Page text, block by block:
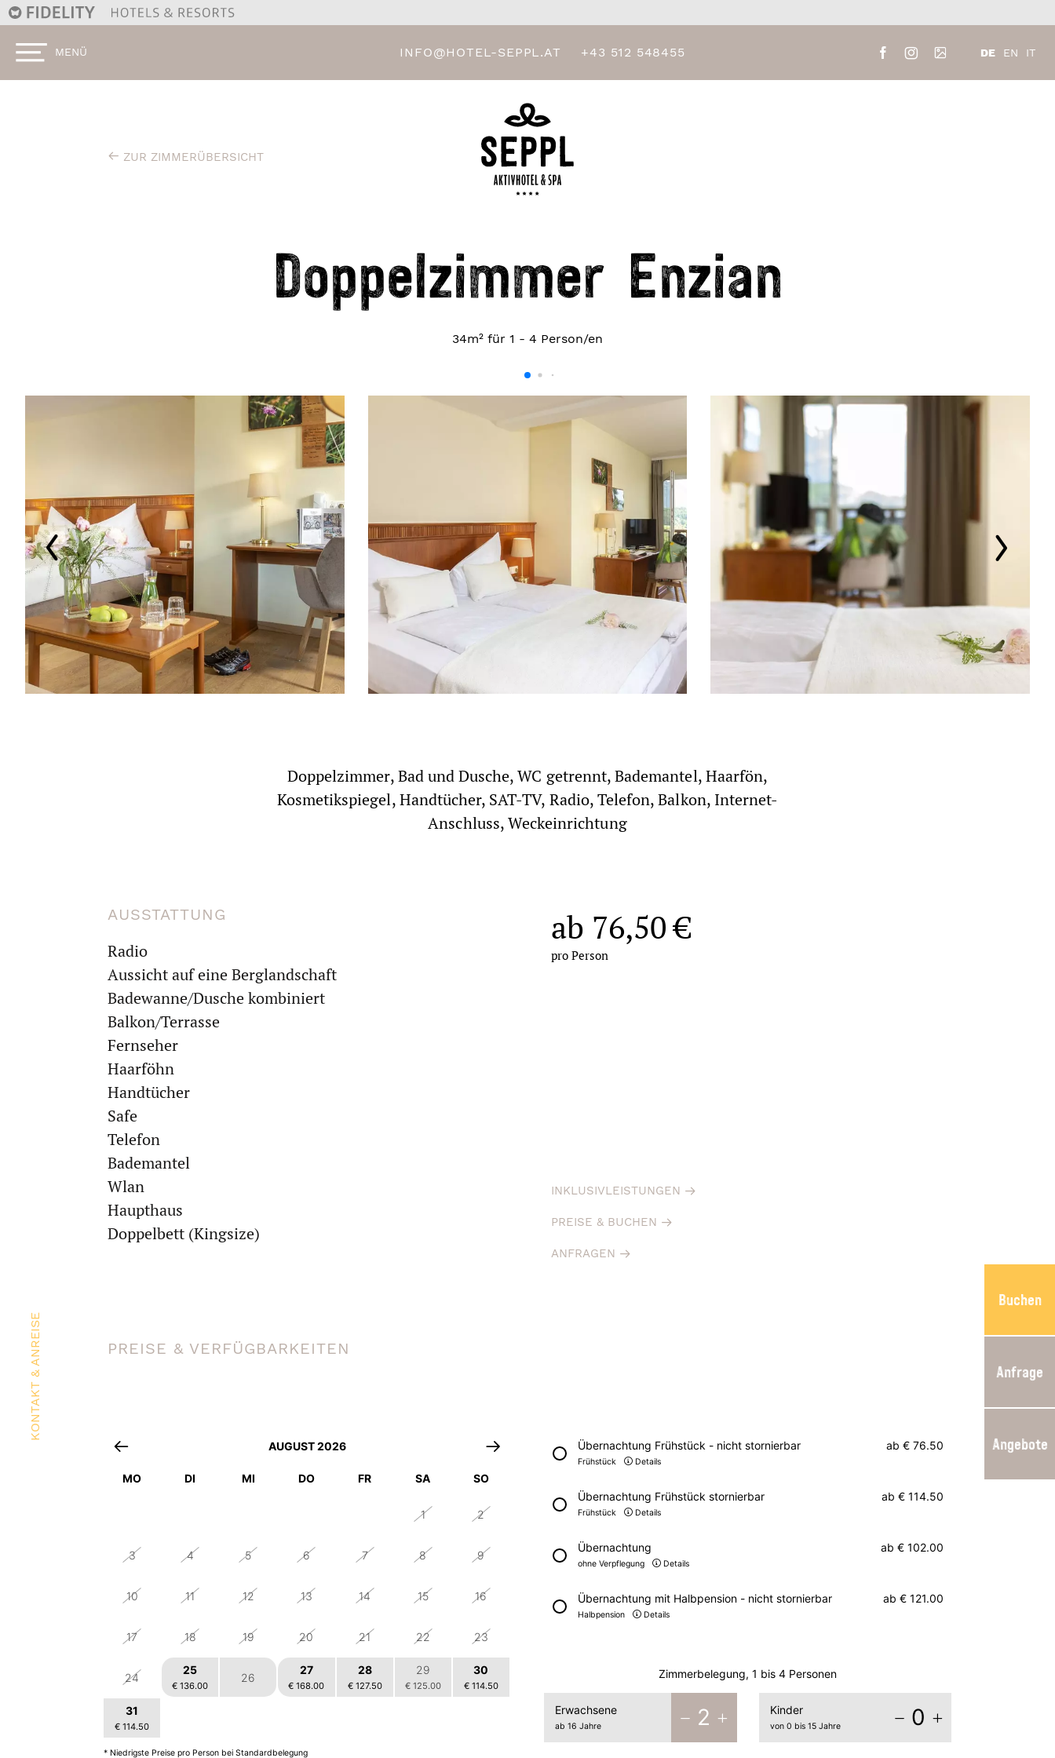
ab € 235,37
Bei Fragen sind wir für Sie telefonisch
oder per E-mail immer erreichbar.
Buchen
INFO@HOTEL-SEPPL.AT +43 512 548455 DE EN IT
KONTAKT & ANREISE
Buchen
Anfrage
Angebote
ZUR ZIMMERÜBERSICHT
Doppelzimmer Enzian
34m² für 1 - 4 Person/en
Doppelzimmer, Bad und Dusche, WC getrennt, Bademantel, Haarfön,
Kosmetikspiegel, Handtücher, SAT-TV, Radio, Telefon, Balkon, Internet-
Anschluss, Weckeinrichtung
AUSSTATTUNG
Radio
Aussicht auf eine Berglandschaft
Badewanne/Dusche kombiniert
Balkon/Terrasse
Fernseher
Haarföhn
Handtücher
Safe
Telefon
Bademantel
Wlan
Haupthaus
Doppelbett (Kingsize)
ab 76,50€
pro Person
INKLUSIVLEISTUNGEN
PREISE & BUCHEN
ANFRAGEN
PREISE & VERFÜGBARKEITEN
Übernachtung Frühstück - nicht stornierbar
Frühstück Details
ab € 76.50
Übernachtung Frühstück stornierbar
Frühstück Details
ab € 114.50
Übernachtung
ohne Verpflegung Details
ab € 102.00
Übernachtung mit Halbpension - nicht stornierbar
Halbpension Details
ab € 121.00
AUGUST 2026
MO DI MI DO FR SA SO
1 2
3 4 5 6 7 8 9
10 11 12 13 14 15 16
17 18 19 20 21 22 23
24
25
€ 136.00
26
27
€ 168.00
28
€ 127.50
29
€ 125.00
30
€ 114.50
31
€ 114.50
* Niedrigste Preise pro Person bei Standardbelegung
Zimmerbelegung, 1 bis 4 Personen
Erwachsene
ab 16 Jahre 2 Kinder
von 0 bis 15 Jahre 0